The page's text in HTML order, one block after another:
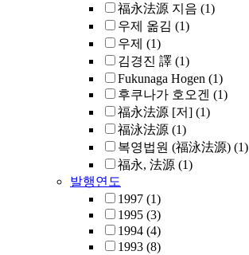
福永法源 지음 (1)
우제 옮김 (1)
우제 (1)
김경진 譯 (1)
Fukunaga Hogen (1)
후쿠나가 호오겐 (1)
福永法源 [저] (1)
福泳法源 (1)
복영법원 (福泳法源) (1)
福永, 法源 (1)
발행연도
1997 (1)
1995 (3)
1994 (4)
1993 (8)